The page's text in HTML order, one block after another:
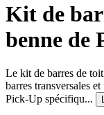
Kit de
benne de
Le kit de barres de
barres transversales
Pick-Up spécifiqu...